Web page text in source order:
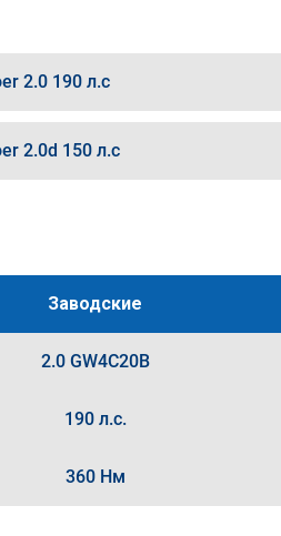
2.0 190 л.с
2.0d 150 л.с
Заводские
2.0 GW4C20B
190 л.с.
360 Нм